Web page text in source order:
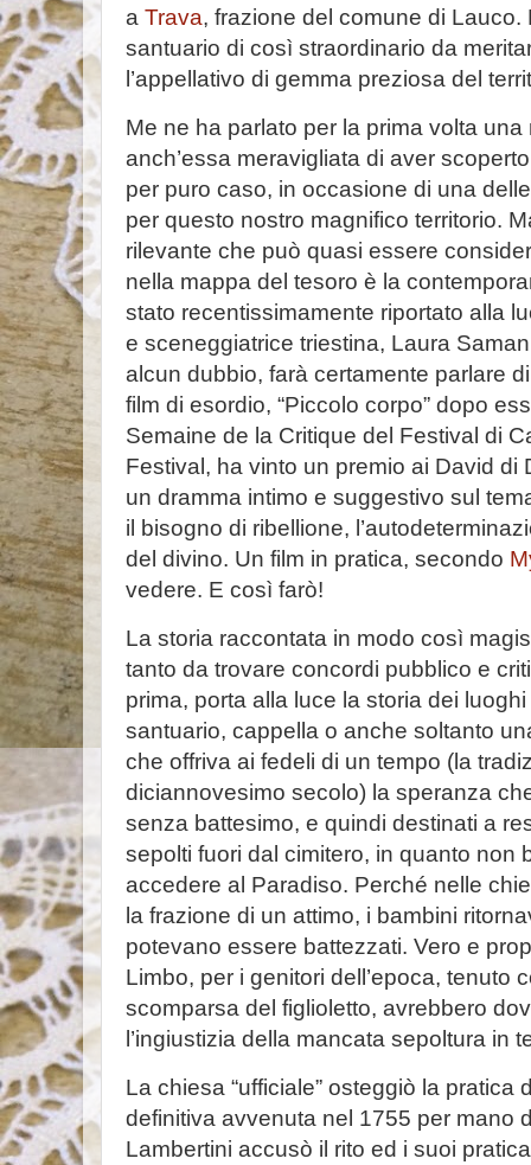
a Trava, frazione del comune di Lauco.
santuario di così straordinario da
l’appellativo di gemma preziosa del
Me ne ha parlato per la prima volta
anch’essa meravigliata di aver
per puro caso, in occasione di una
per questo nostro magnifico territorio.
rilevante che può quasi essere
nella mappa del tesoro è la
stato recentissimamente riportato alla
e sceneggiatrice triestina, Laura
alcun dubbio, farà certamente parlare
film di esordio, “Piccolo corpo” dopo
Semaine de la Critique del Festival di
Festival, ha vinto un premio ai David di
un dramma intimo e suggestivo sul
il bisogno di ribellione,
del divino. Un film in pratica, secondo
vedere. E così farò!
La storia raccontata in modo così
tanto da trovare concordi pubblico e
prima, porta alla luce la storia dei
santuario, cappella o anche soltanto
che offriva ai fedeli di un tempo (la
diciannovesimo secolo) la speranza
senza battesimo, e quindi destinati a
sepolti fuori dal cimitero, in quanto non
accedere al Paradiso. Perché nelle
la frazione di un attimo, i bambini
potevano essere battezzati. Vero e
Limbo, per i genitori dell’epoca, tenuto
scomparsa del figlioletto, avrebbero
l’ingiustizia della mancata sepoltura in
La chiesa “ufficiale” osteggiò la pratica
definitiva avvenuta nel 1755 per mano
Lambertini accusò il rito ed i suoi